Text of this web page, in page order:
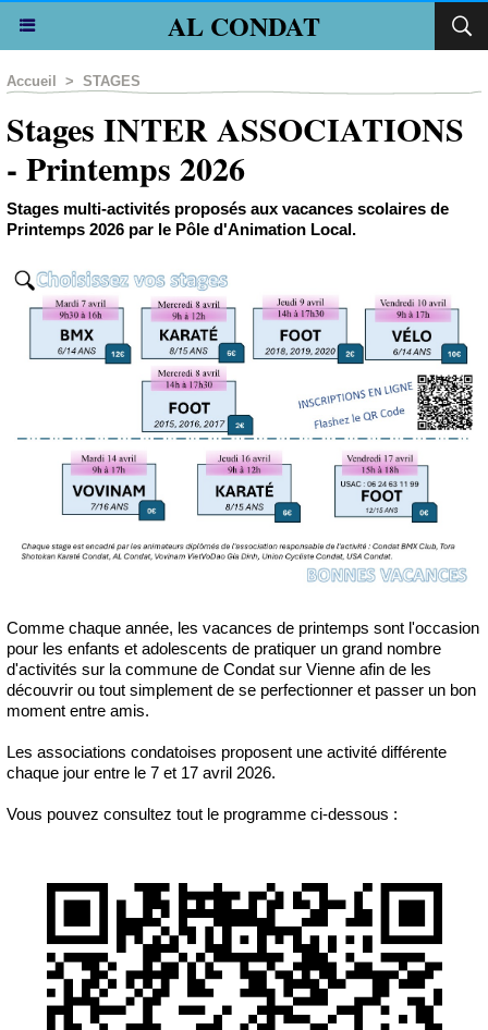
AL CONDAT
Accueil > STAGES
Stages INTER ASSOCIATIONS
- Printemps 2026
Stages multi-activités proposés aux vacances scolaires de
Printemps 2026 par le Pôle d'Animation Local.
Comme chaque année, les vacances de printemps sont l'occasion
pour les enfants et adolescents de pratiquer un grand nombre
d'activités sur la commune de Condat sur Vienne afin de les
découvrir ou tout simplement de se perfectionner et passer un bon
moment entre amis.
Les associations condatoises proposent une activité différente
chaque jour entre le 7 et 17 avril 2026.
Vous pouvez consultez tout le programme ci-dessous :